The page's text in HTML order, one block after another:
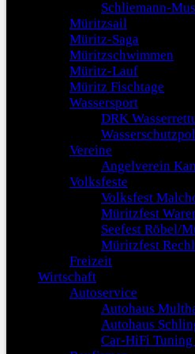
Schliemann-
Müritzsail
Müritz-Saga
Müritzschwimmen
Müritz-Lauf
Müritz Fischtage
Wassersport
DRK
Vereine
Angelverein
Volksfeste
Volksfest
Müritzfest
Seefest Röbel/
Müritzfest
Freizeit
Wirtschaft
Autoservice
Autohaus
Autohaus
Car-HiFi Tuning